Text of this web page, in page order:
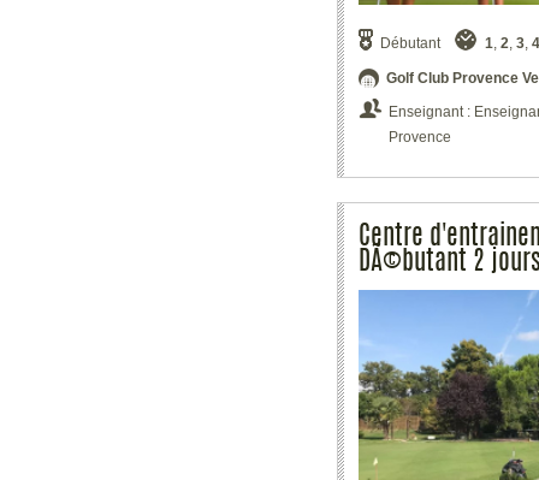
Débutant 1, 2, 3, 4
Golf Club Provence
Enseignant :
Provence
Centre
DÃ©butant 2